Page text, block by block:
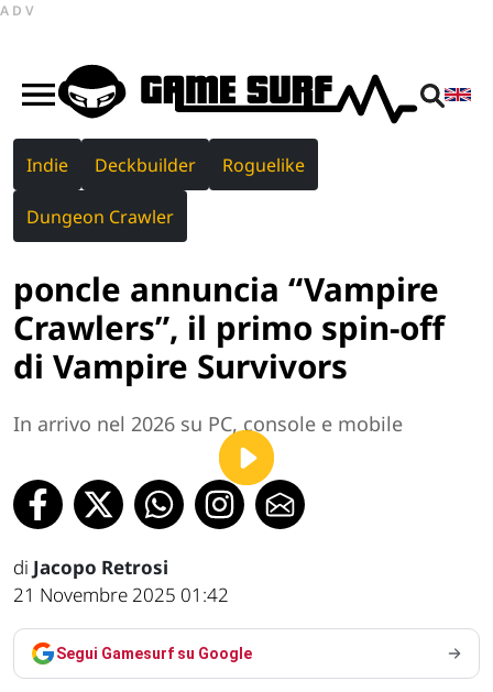
ADV
Indie Deckbuilder Roguelike
Dungeon Crawler
poncle annuncia “Vampire
Crawlers”, il primo spin-off
di Vampire Survivors
In arrivo nel 2026 su PC, console e mobile
di Jacopo Retrosi
21 Novembre 2025 01:42
Segui Gamesurf su Google